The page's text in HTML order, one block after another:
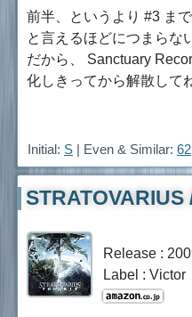
前半、というより #3 ま
と言えるほどにつまらな
だから、 Sanctuary
化しきってから解散して
Initial: S | Even & Similar: 62
Release :
Label : Victor